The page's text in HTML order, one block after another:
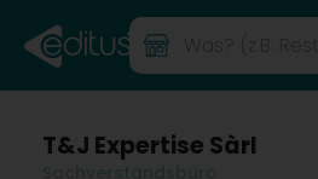
T&J Expertise Sàrl